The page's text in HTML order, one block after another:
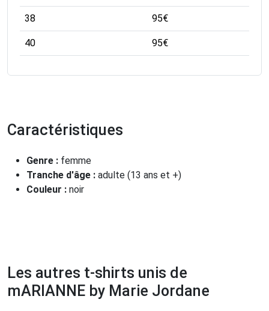
38 95€
40 95€
Caractéristiques
Genre : femme
Tranche d'âge : adulte (13 ans et +)
Couleur : noir
Les autres t-shirts unis de
mARIANNE by Marie Jordane